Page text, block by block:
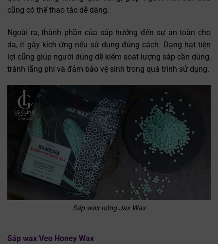
cũng có thể thao tác dễ dàng.
Ngoài ra, thành phần của sáp hướng đến sự an toàn cho
da, ít gây kích ứng nếu sử dụng đúng cách. Dạng hạt tiện
lợi cũng giúp người dùng dễ kiểm soát lượng sáp cần dùng,
tránh lãng phí và đảm bảo vệ sinh trong quá trình sử dụng.
Sáp wax nóng Jax Wax
Sáp wax Veo Honey Wax